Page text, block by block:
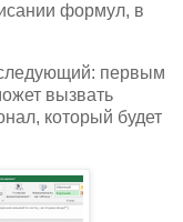
формул, в
первым
вызвать
который будет